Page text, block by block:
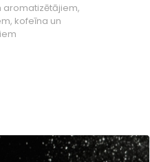
aromatizētājiem,
kofeīna un